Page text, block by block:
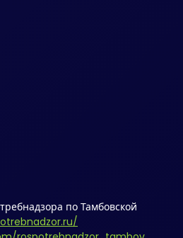
по Тамбовской